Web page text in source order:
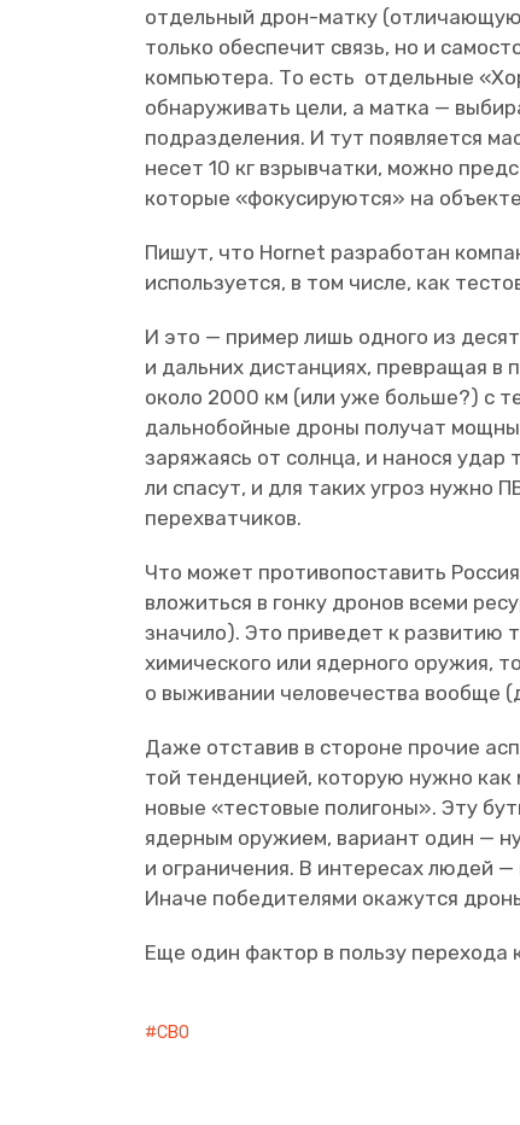
отдельный дрон-матку
только обеспечит связь, но и
компьютера. То есть отдельные
обнаруживать цели, а матка —
подразделения. И тут появляется
несет 10 кг взрывчатки, можно
которые «фокусируются» на
Пишут, что Hornet разработан
используется, в том числе, как
И это — пример лишь одного из
и дальних дистанциях, превращая в
около 2000 км (или уже больше?) с
дальнобойные дроны получат
заряжаясь от солнца, и нанося
ли спасут, и для таких угроз нужно
перехватчиков.
Что может противопоставить
вложиться в гонку дронов всеми
значило). Это приведет к развитию
химического или ядерного оружия,
о выживании человечества вообще
Даже отставив в стороне прочие
той тенденцией, которую нужно как
новые «тестовые полигоны». Эту
ядерным оружием, вариант один —
и ограничения. В интересах людей
Иначе победителями окажутся
Еще один фактор в пользу перехода
СВО